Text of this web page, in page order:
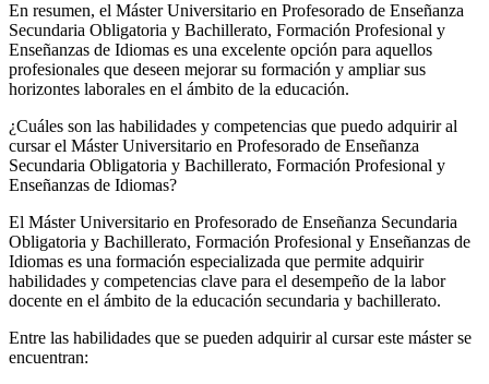
En resumen, el Máster Universitario en Profesorado de Enseñanza
Secundaria Obligatoria y Bachillerato, Formación Profesional y
Enseñanzas de Idiomas es una excelente opción para aquellos
profesionales que deseen mejorar su formación y ampliar sus
horizontes laborales en el ámbito de la educación.
¿Cuáles son las habilidades y competencias que puedo adquirir al
cursar el Máster Universitario en Profesorado de Enseñanza
Secundaria Obligatoria y Bachillerato, Formación Profesional y
Enseñanzas de Idiomas?
El Máster Universitario en Profesorado de Enseñanza Secundaria
Obligatoria y Bachillerato, Formación Profesional y Enseñanzas de
Idiomas es una formación especializada que permite adquirir
habilidades y competencias clave para el desempeño de la labor
docente en el ámbito de la educación secundaria y bachillerato.
Entre las habilidades que se pueden adquirir al cursar este máster se
encuentran: